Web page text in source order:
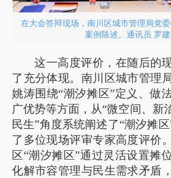
在大会答辩现场，南川区城市管理局党
案例陈述。通讯员 罗
这一高度评价，在随后的
了充分体现。南川区城市管理
姚涛围绕“潮汐摊区”定义、做
广优势等方面，从“微空间、新
民生”角度系统阐述了“潮汐摊
了多位现场评审专家高度评价
区“潮汐摊区”通过灵活设置摊
化解市容管理与民生需求矛盾